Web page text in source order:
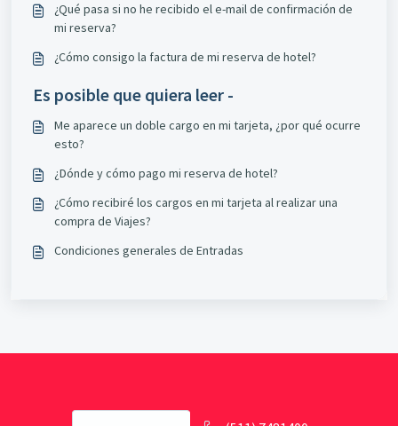
¿Qué pasa si no he recibido el e-mail de confirmación de
mi reserva?
¿Cómo consigo la factura de mi reserva de hotel?
Es posible que quiera leer -
Me aparece un doble cargo en mi tarjeta, ¿por qué ocurre
esto?
¿Dónde y cómo pago mi reserva de hotel?
¿Cómo recibiré los cargos en mi tarjeta al realizar una
compra de Viajes?
Condiciones generales de Entradas